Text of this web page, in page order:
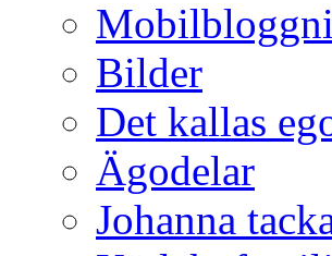
Bilder
Det kallas
Ägodelar
Johanna